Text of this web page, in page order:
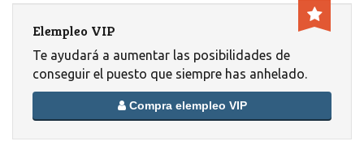
Elempleo VIP
Te ayudará a aumentar las posibilidades de
conseguir el puesto que siempre has anhelado.
Compra elempleo VIP